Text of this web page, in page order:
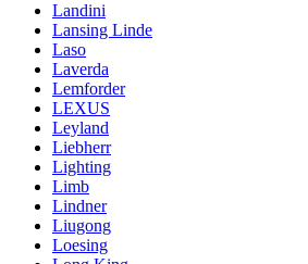
Landini
Lansing Linde
Laso
Laverda
Lemforder
LEXUS
Leyland
Liebherr
Lighting
Limb
Lindner
Liugong
Loesing